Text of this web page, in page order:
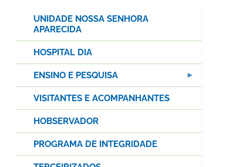
UNIDADE NOSSA SENHORA
APARECIDA
HOSPITAL DIA
ENSINO E PESQUISA
VISITANTES E ACOMPANHANTES
HOBSERVADOR
PROGRAMA DE INTEGRIDADE